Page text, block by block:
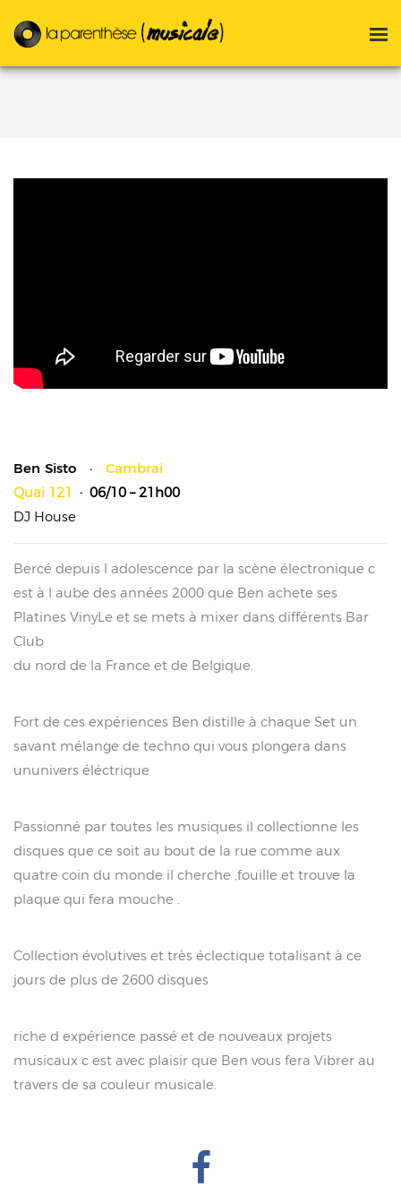
Ben Sisto · Cambrai
Quai 121 · 06/10 – 21h00
DJ House
Bercé depuis l adolescence par la scène électronique c
est à l aube des années 2000 que Ben achete ses
Platines VinyLe et se mets à mixer dans différents Bar
Club
du nord de la France et de Belgique.
Fort de ces expériences Ben distille à chaque Set un
savant mélange de techno qui vous plongera dans
ununivers éléctrique
Passionné par toutes les musiques il collectionne les
disques que ce soit au bout de la rue comme aux
quatre coin du monde il cherche ,fouille et trouve la
plaque qui fera mouche .
Collection évolutives et très éclectique totalisant à ce
jours de plus de 2600 disques
riche d expérience passé et de nouveaux projets
musicaux c est avec plaisir que Ben vous fera Vibrer au
travers de sa couleur musicale.